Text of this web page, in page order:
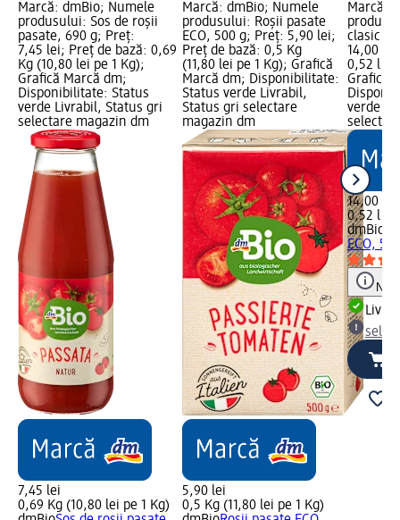
Marcă: dmBio; Numele
produsului: Sos de roșii
pasate, 690 g; Preț:
7,45 lei; Preț de bază: 0,69
Kg (10,80 lei pe 1 Kg);
Grafică Marcă dm;
Disponibilitate: Status
verde Livrabil, Status gri
selectare magazin dm
7,45 lei
0,69 Kg (10,80 lei pe 1 Kg)
Marcă: dmBio; Numele
produsului: Roșii pasate
ECO, 500 g; Preț: 5,90 lei;
Preț de bază: 0,5 Kg
(11,80 lei pe 1 Kg); Grafică
Marcă dm; Disponibilitate:
Status verde Livrabil,
Status gri selectare
magazin dm
5,90 lei
0,5 Kg (11,80 lei pe 1 Kg)
Marcă:
clasic
14,00
0,52 l
Grafică
verde
14,00 lei
0,52 l
dmBio
ECO,
Notă